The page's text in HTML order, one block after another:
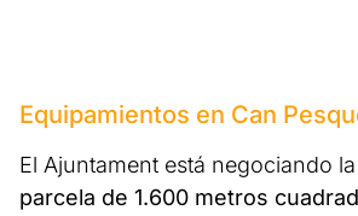
Equipamientos en Can
El Ajuntament está negociando
parcela de 1.600 metros